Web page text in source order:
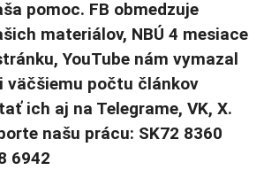
pomoc. FB obmedzuje
materiálov, NBÚ 4 mesiace
YouTube nám vymazal
väčšiemu počtu článkov
ich aj na Telegrame, VK, X.
našu prácu: SK72 8360
6942